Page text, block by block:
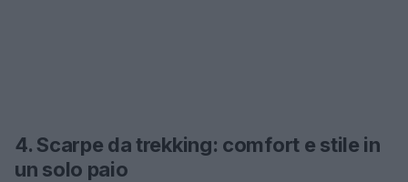
4. Scarpe da trekking: comfort e stile in
un solo paio